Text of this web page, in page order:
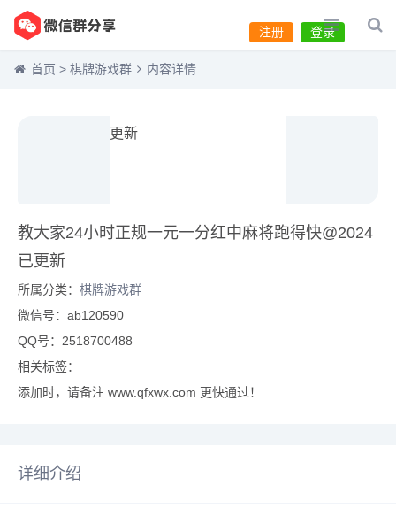
登录
注册
首页 > 棋牌游戏群 内容详情
教大家24小时正规一元一分红中麻将跑得快@2024
已更新
所属分类： 棋牌游戏群
微信号：ab120590
QQ号：2518700488
相关标签：
添加时，请备注 www.qfxwx.com 更快通过！
详细介绍